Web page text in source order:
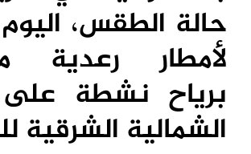
حالة الطقس،
لأمطار رعدية
برياح نشطة على
الشمالية الشرقية